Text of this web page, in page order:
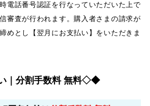
電話番号認証を行なっていただいた上で
審査が行われます。購入者さまの請求が
めとし【翌月にお支払い】をいただきま
｜分割手数料 無料◇◆